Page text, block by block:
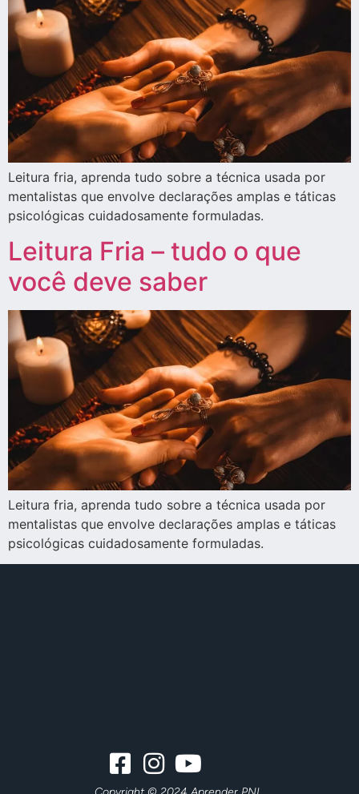
Leitura fria, aprenda tudo sobre a técnica usada por
mentalistas que envolve declarações amplas e táticas
psicológicas cuidadosamente formuladas.
Leitura Fria – tudo o que
você deve saber
Leitura fria, aprenda tudo sobre a técnica usada por
mentalistas que envolve declarações amplas e táticas
psicológicas cuidadosamente formuladas.